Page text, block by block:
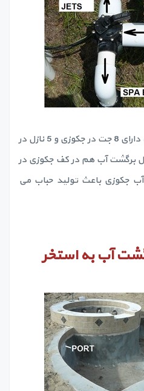
استخر و جکوزی این مجموعه، دارای 8 جت در جکوزی و 5 نازل در
برگشت آب هم در کف جکوزی در
جکوزی باعث تولید حباب می
آب به استخر